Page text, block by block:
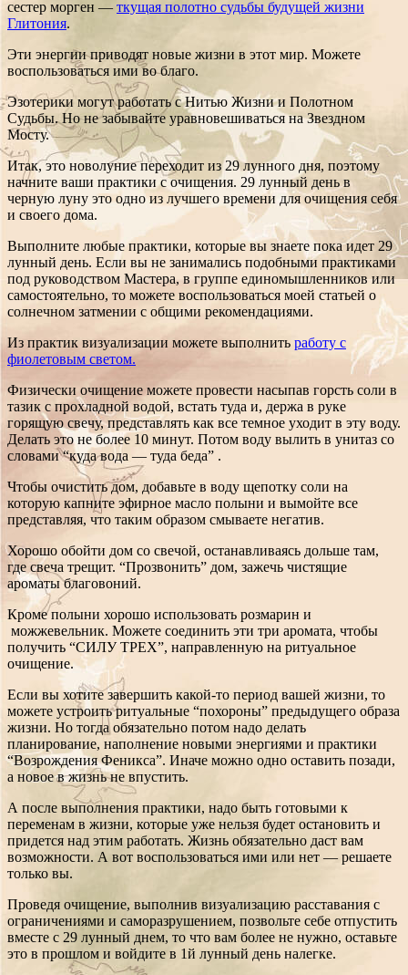
сестер морген — ткущая полотно судьбы будущей жизни
Глитония.
Эти энергии приводят новые жизни в этот мир. Можете
воспользоваться ими во благо.
Эзотерики могут работать с Нитью Жизни и Полотном
Судьбы. Но не забывайте уравновешиваться на Звездном
Мосту.
Итак, это новолуние переходит из 29 лунного дня, поэтому
начните ваши практики с очищения. 29 лунный день в
черную луну это одно из лучшего времени для очищения себя
и своего дома.
Выполните любые практики, которые вы знаете пока идет 29
лунный день. Если вы не занимались подобными практиками
под руководством Мастера, в группе единомышленников или
самостоятельно, то можете воспользоваться моей статьей о
солнечном затмении с общими рекомендациями.
Из практик визуализации можете выполнить работу с
фиолетовым светом.
Физически очищение можете провести насыпав горсть соли в
тазик с прохладной водой, встать туда и, держа в руке
горящую свечу, представлять как все темное уходит в эту воду.
Делать это не более 10 минут. Потом воду вылить в унитаз со
словами “куда вода — туда беда” .
Чтобы очистить дом, добавьте в воду щепотку соли на
которую капните эфирное масло полыни и вымойте все
представляя, что таким образом смываете негатив.
Хорошо обойти дом со свечой, останавливаясь дольше там,
где свеча трещит. “Прозвонить” дом, зажечь чистящие
ароматы благовоний.
Кроме полыни хорошо использовать розмарин и
можжевельник. Можете соединить эти три аромата, чтобы
получить “СИЛУ ТРЕХ”, направленную на ритуальное
очищение.
Если вы хотите завершить какой-то период вашей жизни, то
можете устроить ритуальные “похороны” предыдущего образа
жизни. Но тогда обязательно потом надо делать
планирование, наполнение новыми энергиями и практики
“Возрождения Феникса”. Иначе можно одно оставить позади,
а новое в жизнь не впустить.
А после выполнения практики, надо быть готовыми к
переменам в жизни, которые уже нельзя будет остановить и
придется над этим работать. Жизнь обязательно даст вам
возможности. А вот воспользоваться ими или нет — решаете
только вы.
Проведя очищение, выполнив визуализацию расставания с
ограничениями и саморазрушением, позвольте себе отпустить
вместе с 29 лунный днем, то что вам более не нужно, оставьте
это в прошлом и войдите в 1й лунный день налегке.